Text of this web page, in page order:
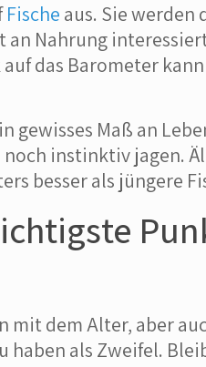
Fische aus. Sie werden
Nahrung
das Barometer
gewisses Maß an
instinktiv jagen.
besser als jüngere
dem Alter, aber
haben als Zweifel.